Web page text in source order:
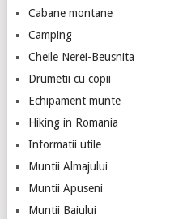
Cabane montane
Camping
Cheile Nerei-Beusnita
Drumetii cu copii
Echipament munte
Hiking in Romania
Informatii utile
Muntii Almajului
Muntii Apuseni
Muntii Baiului